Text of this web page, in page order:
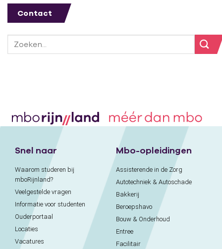
Contact
Snel naar
Waarom studeren bij
mboRijnland?
Veelgestelde vragen
Informatie voor studenten
Ouderportaal
Locaties
Vacatures
Mbo-opleidingen
Assisterende in de Zorg
Autotechniek & Autoschade
Bakkerij
Beroepshavo
Bouw & Onderhoud
Entree
Facilitair